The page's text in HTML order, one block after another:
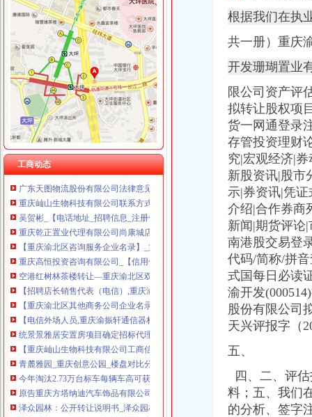
工商动态
双凤桥代办营业执照
【重庆公司变更公司注销哪家好】-页88网
双凤铜镜图片|双凤铜镜样板图|双凤铜镜效果图片_香港太古估计拍卖有
大厦股份（）2009年年度报告
渝北区兴隆镇龙平等（2）个村土地整理项目确定招标代理机构的公告-
一封广州城中村拆迁的暴通告_媒江湖_论坛_天涯社区
重庆市存启财务咨询有限公司_工商信息_电话_地址_信用信息_财务信
重庆顶呱呱代理记账能解决什么问题重庆会计服务今题网
广东天图物流股份有限公司法律意见书_天图物流（）_公告正文
重庆屾山生物科技有限公司联系方式_信用报告_工商信息-启信宝
吴贺彬_【电话地址_招聘信息_注册信息_信用信息_诉讼信息_财务信
重庆乾正置业代理有限公司尚康城店_【信用信息_诉讼信息_财务信
【重庆渝北区咨询服务企业名录】_第18页_顺企网
重庆高恒投资咨询有限公司_【信用信息_诉讼信息_财务信息_注册信息
空港红树林茶楼转让—重庆渝北区双凤桥恒信气相谱仪
【招聘店长销售代表（电信）,重庆渝振轩通信器材有限公司招聘】-
【重庆渝北区其他商务公司企业名录】_第2页_顺企网
【电信外场人员,重庆渝振轩通信器材有限公司招聘】-重庆赶集网
统景景雅居安置房项目确定招标代理机构的公告_中国招标网_重庆市
【重庆屾山生物科技有限公司工商信息】-阿土伯工商信息查询
青麓雅园_重庆创意公园_楼盘对比分析-重庆乐居
今年淘汰2.73万台标车每辆车高可获3600元补贴-上游新闻汇聚向
原告重庆方塔纳迪汽车饰品有限公司诉被告重庆市明远橡塑模具有限
泽众园林：公开转让说明书_泽众园林（）_公告正文
重庆出台2016年至2017年主城区标车提前淘汰市级财政励补贴实
根据我们在执
共一册）重庆
开发珊瑚置业
限公司资产评
拟转让股权项
货一网通登录
存管投资理财
究|宏观经济|
新股资讯|股市
示|券资讯|凭
介绍|合作券商
新闻|期货评论
南港股交易登
代码/简称/拼
式国每日必读
渝开发
股份有限公司
天兴评报字（
五、
四、二、评
料；五、我们
的分析、签字